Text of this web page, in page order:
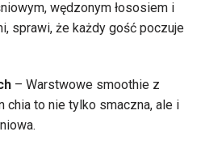
wędzonym łososiem i
sprawi, że każdy gość poczuje
– Warstwowe smoothie z
chia to nie tylko smaczna, ale i